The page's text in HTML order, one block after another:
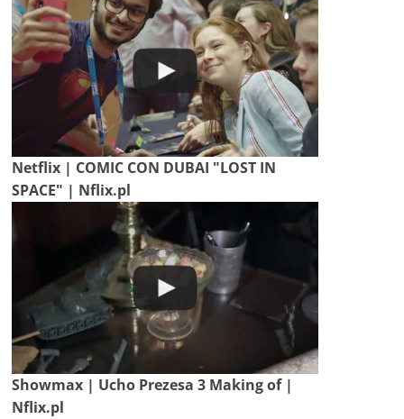
Netflix | COMIC CON DUBAI "LOST IN
SPACE" | Nflix.pl
Showmax | Ucho Prezesa 3 Making of |
Nflix.pl